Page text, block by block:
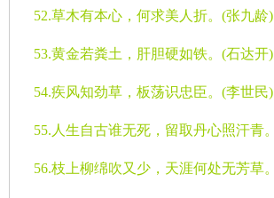
52.草木有本心，何求美人折。 (张九龄)
53.黄金若粪土，肝胆硬如铁。 (石达开)
54.疾风知劲草，板荡识忠臣。 (李世民)
55. 人生自古谁无死，留取丹心照汗青。
56.枝上柳绵吹又少，天涯何处无芳草。